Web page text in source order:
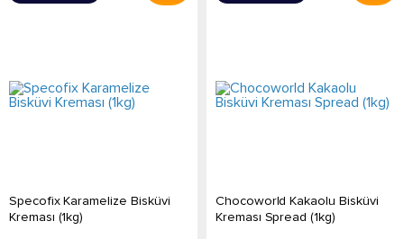
Specofix Karamelize Bisküvi
Kreması (1kg)
Chocoworld Kakaolu Bisküvi
Kreması Spread (1kg)